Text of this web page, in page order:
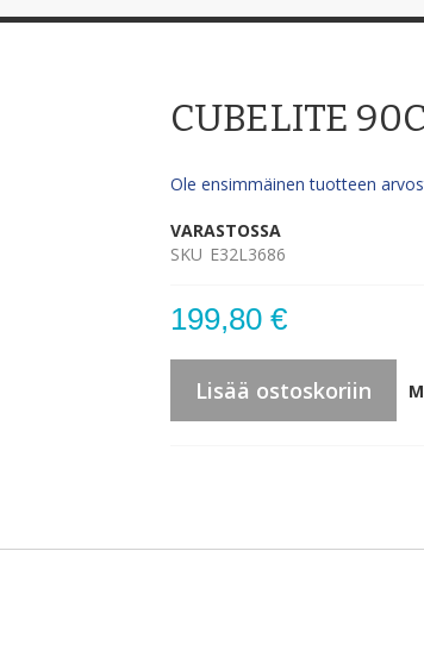
CUBELITE
Ole ensimmäinen tuotteen
VARASTOSSA
SKU E32L3686
199,80 €
Lisää ostoskoriin